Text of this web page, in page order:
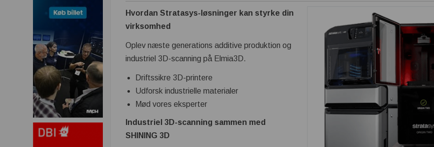
Hvordan Stratasys-løsninger kan styrke din
virksomhed
Oplev næste generations additive produktion og
industriel 3D-scanning på Elmia3D.
Driftssikre 3D-printere
Udforsk industrielle materialer
Mød vores eksperter
Industriel 3D-scanning sammen med
SHINING 3D